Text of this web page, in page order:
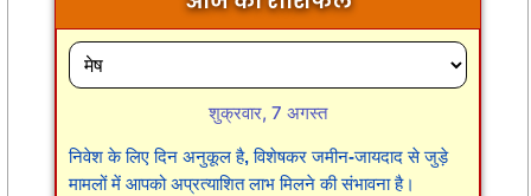
शुक्रवार, 7 अगस्त
निवेश के लिए दिन अनुकूल है, विशेषकर जमीन-जायदाद से जुड़े
हालांकि, किसी भी सौदे को अंतिम रूप देने से पहले किसी अनुभवी
व्यक्ति से सलाह लेना न भूलें।